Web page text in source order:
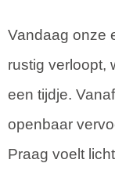
Vandaag onze
rustig verloopt,
een tijdje.
openbaar
Praag voelt